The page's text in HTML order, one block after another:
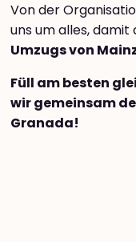
Von der
uns um alles, damit
Umzugs von
Füll am besten
wir gemeinsam
Granada!